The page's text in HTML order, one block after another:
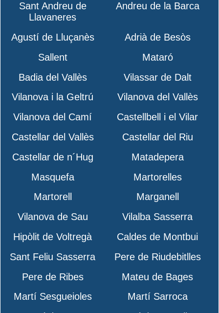
Sant Andreu de
Llavaneres
Andreu de la Barca
Agustí de Lluçanès
Adrià de Besòs
Sallent
Mataró
Badia del Vallès
Vilassar de Dalt
Vilanova i la Geltrú
Vilanova del Vallès
Vilanova del Camí
Castellbell i el Vilar
Castellar del Vallès
Castellar del Riu
Castellar de n´Hug
Matadepera
Masquefa
Martorelles
Martorell
Marganell
Vilanova de Sau
Vilalba Sasserra
Hipòlit de Voltregà
Caldes de Montbui
Sant Feliu Sasserra
Pere de Riudebitlles
Pere de Ribes
Mateu de Bages
Martí Sesgueioles
Martí Sarroca